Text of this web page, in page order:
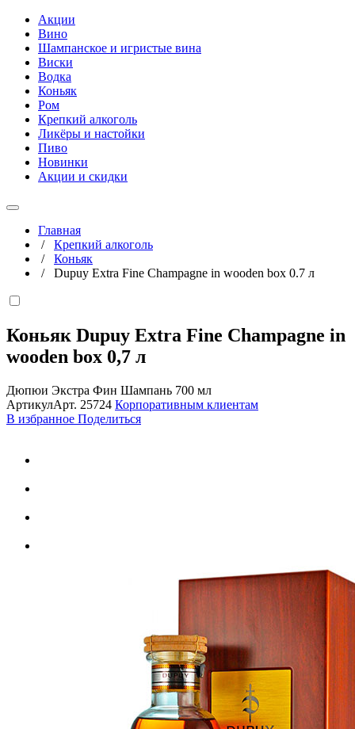
Акции
Вино
Шампанское и игристые вина
Виски
Водка
Коньяк
Ром
Крепкий алкоголь
Ликёры и настойки
Пиво
Новинки
Акции и скидки
Главная
/ Крепкий алкоголь
/ Коньяк
/ Dupuy Extra Fine Champagne in wooden box 0.7 л
Коньяк Dupuy Extra Fine Champagne in
wooden box 0,7 л
Дюпюи Экстра Фин Шампань 700 мл
АртикулАрт. 25724 Корпоративным клиентам
В избранное Поделиться